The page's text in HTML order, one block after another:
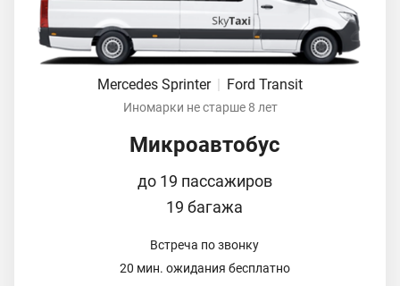
Mercedes Sprinter | Ford Transit
Иномарки не старше 8 лет
Микроавтобус
до 19 пассажиров
19 багажа
Встреча по звонку
20 мин. ожидания бесплатно